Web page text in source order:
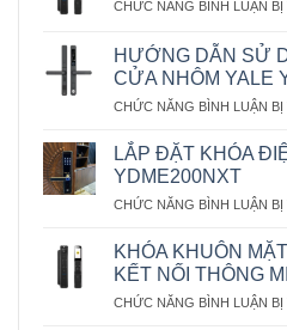
CHỨC NĂNG BÌNH LUẬN BỊ
HƯỚNG DẪN SỬ
CỬA NHÔM YALE
CHỨC NĂNG BÌNH LUẬN BỊ
LẮP ĐẶT KHÓA
YDME200NXT
CHỨC NĂNG BÌNH LUẬN BỊ
KHÓA KHUÔN
KẾT NỐI THÔNG
CHỨC NĂNG BÌNH LUẬN BỊ